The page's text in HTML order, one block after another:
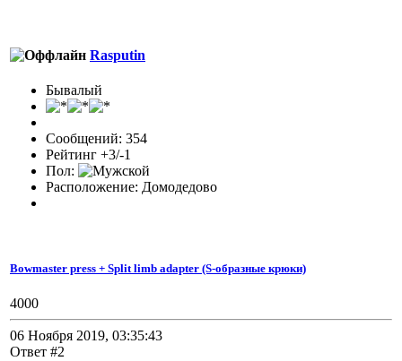
Rasputin
Бывалый
Сообщений: 354
Рейтинг +3/-1
Пол:
Расположение: Домодедово
Bowmaster press + Split limb adapter (S-образные крюки)
4000
06 Ноября 2019, 03:35:43
Ответ #2